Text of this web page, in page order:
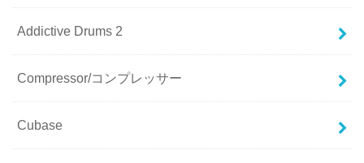
Addictive Drums 2
Compressor/コンプレッサー
Cubase